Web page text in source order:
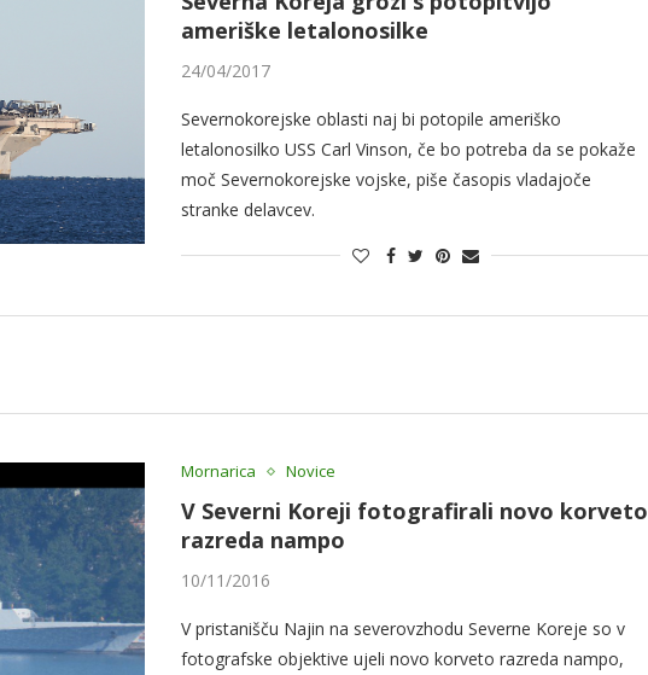
ameriške letalonosilke
24/04/2017
Severnokorejske oblasti naj bi potopile ameriško
letalonosilko USS Carl Vinson, če bo potreba da se pokaže
moč Severnokorejske vojske, piše časopis vladajoče
stranke delavcev.
Mornarica Novice
V Severni Koreji fotografirali novo korveto
razreda nampo
10/11/2016
V pristanišču Najin na severovzhodu Severne Koreje so v
fotografske objektive ujeli novo korveto razreda nampo,